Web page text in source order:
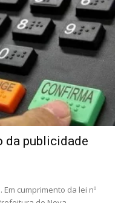
da publicidade
cumprimento da lei nº